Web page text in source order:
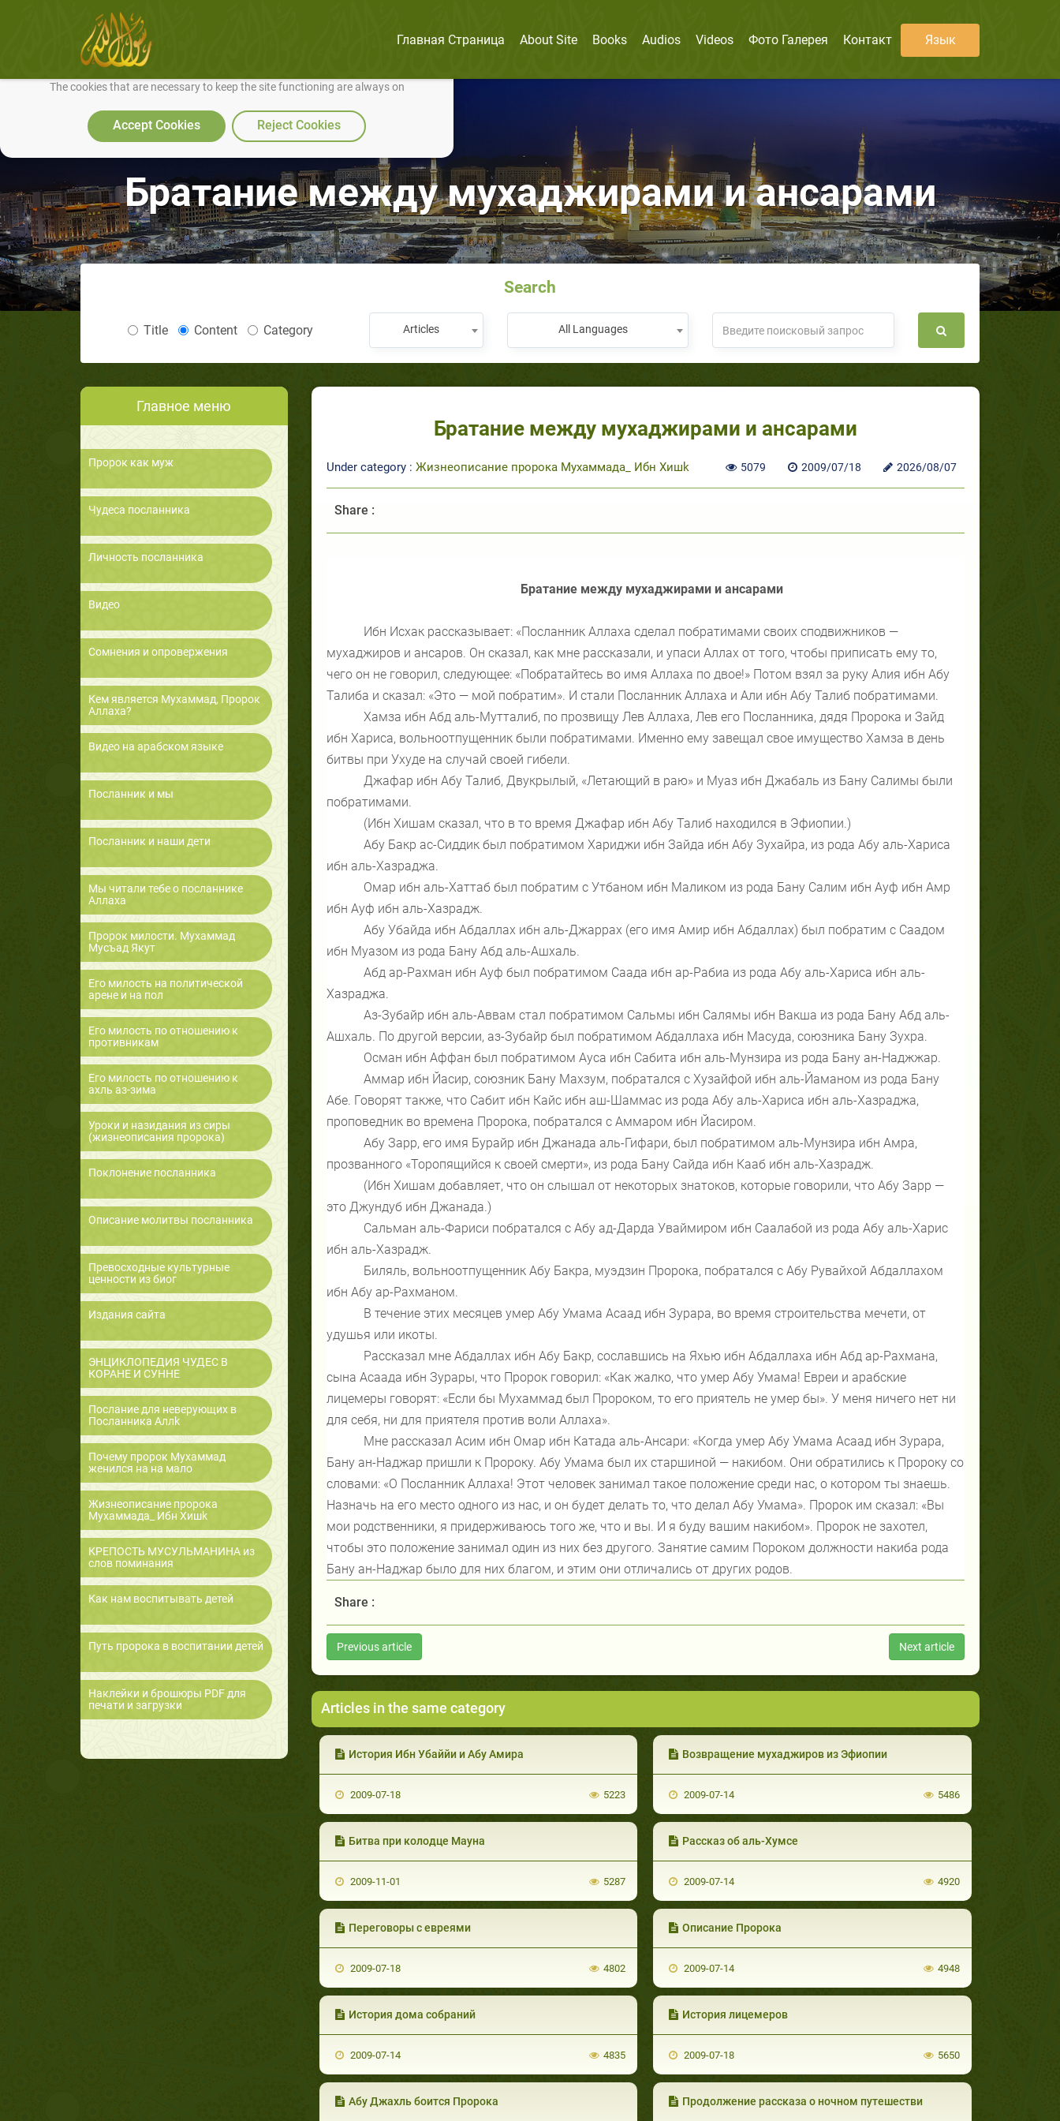
We use cookies to make our site work well for you and so we can continually improve it.
The cookies that are necessary to keep the site functioning are always on
Accept Cookies Reject Cookies
Главная Страница About Site Books Audios Videos Фото Галерея Контакт Язык
Братание между мухаджирами и ансарами
Search
Title Content Category Articles All Languages
Главное меню
Пророк как муж
Чудеса посланника
Личность посланника
Видео
Сомнения и опровержения
Кем является Мухаммад, Пророк
Аллаха?
Видео на арабском языке
Посланник и мы
Посланник и наши дети
Мы читали тебе о посланнике
Аллаха
Пророк милости. Мухаммад
Мусъад Якут
Его милость на политической
арене и на пол
Его милость по отношению к
противникам
Его милость по отношению к
ахль аз-зима
Уроки и назидания из сиры
(жизнеописания пророка)
Поклонение посланника
Описание молитвы посланника
Превосходные культурные
ценности из биог
Издания сайта
ЭНЦИКЛОПЕДИЯ ЧУДЕС В
КОРАНЕ И СУННЕ
Послание для неверующих в
Посланника Аллk
Почему пророк Мухаммад
женился на на мало
Жизнеописание пророка
Мухаммада_ Ибн Хишk
КРЕПОСТЬ МУСУЛЬМАНИНА из
слов поминания
Как нам воспитывать детей
Путь пророка в воспитании детей
Наклейки и брошюры PDF для
печати и загрузки
Братание между мухаджирами и ансарами
Under category : Жизнеописание пророка Мухаммада_ Ибн Хишk 5079 2009/07/18 2026/08/07
Share :
Братание между мухаджирами и ансарами
Ибн Исхак рассказывает: «Посланник Аллаха сделал побратимами своих сподвижников —
мухаджиров и ансаров. Он сказал, как мне рассказали, и упаси Аллах от того, чтобы приписать ему то,
чего он не говорил, следующее: «Побратайтесь во имя Аллаха по двое!» Потом взял за руку Алия ибн Абу
Талиба и сказал: «Это — мой побратим». И стали Посланник Аллаха и Али ибн Абу Талиб побратимами.
Хамза ибн Абд аль-Мутталиб, по прозвищу Лев Аллаха, Лев его Посланника, дядя Пророка и Зайд
ибн Хариса, вольноотпущенник были побратимами. Именно ему завещал свое имущество Хамза в день
битвы при Ухуде на случай своей гибели.
Джафар ибн Абу Талиб, Двукрылый, «Летающий в раю» и Муаз ибн Джабаль из Бану Салимы были
побратимами.
(Ибн Хишам сказал, что в то время Джафар ибн Абу Талиб находился в Эфиопии.)
Абу Бакр ас-Сиддик был побратимом Хариджи ибн Зайда ибн Абу Зухайра, из рода Абу аль-Хариса
ибн аль-Хазраджа.
Омар ибн аль-Хаттаб был побратим с Утбаном ибн Маликом из рода Бану Салим ибн Ауф ибн Амр
ибн Ауф ибн аль-Хазрадж.
Абу Убайда ибн Абдаллах ибн аль-Джаррах (его имя Амир ибн Абдаллах) был побратим с Саадом
ибн Муазом из рода Бану Абд аль-Ашхаль.
Абд ар-Рахман ибн Ауф был побратимом Саада ибн ар-Рабиа из рода Абу аль-Хариса ибн аль-
Хазраджа.
Аз-Зубайр ибн аль-Аввам стал побратимом Сальмы ибн Салямы ибн Вакша из рода Бану Абд аль-
Ашхаль. По другой версии, аз-Зубайр был побратимом Абдаллаха ибн Масуда, союзника Бану Зухра.
Осман ибн Аффан был побратимом Ауса ибн Сабита ибн аль-Мунзира из рода Бану ан-Наджжар.
Аммар ибн Йасир, союзник Бану Махзум, побратался с Хузайфой ибн аль-Йаманом из рода Бану
Абе. Говорят также, что Сабит ибн Кайс ибн аш-Шаммас из рода Абу аль-Хариса ибн аль-Хазраджа,
проповедник во времена Пророка, побратался с Аммаром ибн Йасиром.
Абу Зарр, его имя Бурайр ибн Джанада аль-Гифари, был побратимом аль-Мунзира ибн Амра,
прозванного «Торопящийся к своей смерти», из рода Бану Сайда ибн Кааб ибн аль-Хазрадж.
(Ибн Хишам добавляет, что он слышал от некоторых знатоков, которые говорили, что Абу Зарр —
это Джундуб ибн Джанада.)
Сальман аль-Фариси побратался с Абу ад-Дарда Уваймиром ибн Саалабой из рода Абу аль-Харис
ибн аль-Хазрадж.
Биляль, вольноотпущенник Абу Бакра, муэдзин Пророка, побратался с Абу Рувайхой Абдаллахом
ибн Абу ар-Рахманом.
В течение этих месяцев умер Абу Умама Асаад ибн Зурара, во время строительства мечети, от
удушья или икоты.
Рассказал мне Абдаллах ибн Абу Бакр, сославшись на Яхью ибн Абдаллаха ибн Абд ар-Рахмана,
сына Асаада ибн Зурары, что Пророк говорил: «Как жалко, что умер Абу Умама! Евреи и арабские
лицемеры говорят: «Если бы Мухаммад был Пророком, то его приятель не умер бы». У меня ничего нет ни
для себя, ни для приятеля против воли Аллаха».
Мне рассказал Асим ибн Омар ибн Катада аль-Ансари: «Когда умер Абу Умама Асаад ибн Зурара,
Бану ан-Наджар пришли к Пророку. Абу Умама был их старшиной — накибом. Они обратились к Пророку со
словами: «О Посланник Аллаха! Этот человек занимал такое положение среди нас, о котором ты знаешь.
Назначь на его место одного из нас, и он будет делать то, что делал Абу Умама». Пророк им сказал: «Вы
мои родственники, я придерживаюсь того же, что и вы. И я буду вашим накибом». Пророк не захотел,
чтобы это положение занимал один из них без другого. Занятие самим Пороком должности накиба рода
Бану ан-Наджар было для них благом, и этим они отличались от других родов.
Share :
Previous article Next article
Articles in the same category
История Ибн Убаййи и Абу Амира
2009-07-18 5223
Возвращение мухаджиров из Эфиопии
2009-07-14 5486
Битва при колодце Мауна
2009-11-01 5287
Рассказ об аль-Хумсе
2009-07-14 4920
Переговоры с евреями
2009-07-18 4802
Описание Пророка
2009-07-14 4948
История дома собраний
2009-07-14 4835
История лицемеров
2009-07-18 5650
Абу Джахль боится Пророка Продолжение рассказа о ночном путешестви